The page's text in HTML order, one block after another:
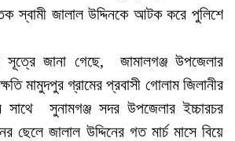
স্বামী জালাল উদ্দিনকে আটক করে পুলিশে
সূত্রে জানা গেছে, জামালগঞ্জ উপজেলার
মামুদপুর গ্রামের প্রবাসী গোলাম জিলানীর
সাথে সুনামগঞ্জ সদর উপজেলার ইচ্চারচর
ছেলে জালাল উদ্দিনের গত মার্চ মাসে বিয়ে